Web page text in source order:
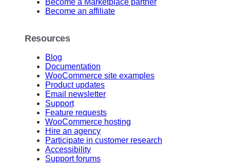
Become an affiliate
Resources
Blog
Documentation
WooCommerce site examples
Product updates
Email newsletter
Support
Feature requests
WooCommerce hosting
Hire an agency
Participate in customer research
Accessibility
Support forums